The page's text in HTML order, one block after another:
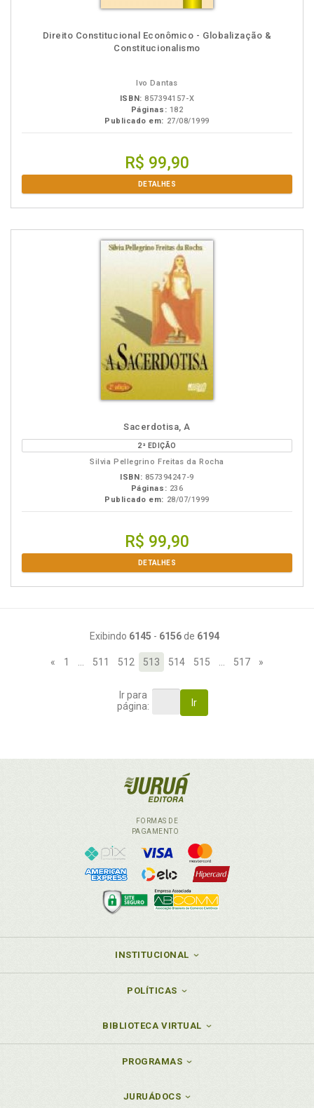
Direito Constitucional Econômico - Globalização &
Constitucionalismo
Ivo Dantas
ISBN: 857394157-X
Páginas: 182
Publicado em: 27/08/1999
R$ 99,90
DETALHES
Sacerdotisa, A
2ª EDIÇÃO
Silvia Pellegrino Freitas da Rocha
ISBN: 857394247-9
Páginas: 236
Publicado em: 28/07/1999
R$ 99,90
DETALHES
Exibindo 6145 - 6156de 6194
« 1 511 512 513 514 515 517 »
Ir para
página:
Ir
FORMAS DE
PAGAMENTO
INSTITUCIONAL
POLÍTICAS
BIBLIOTECA VIRTUAL
PROGRAMAS
JURUÁDOCS